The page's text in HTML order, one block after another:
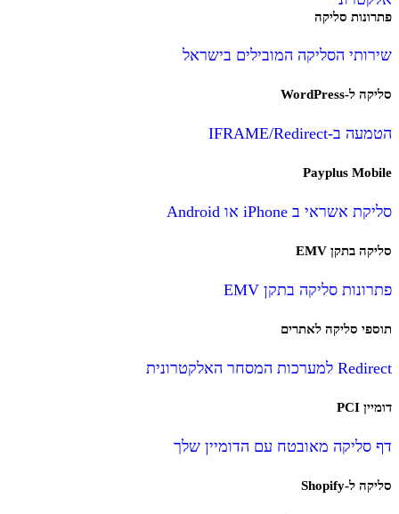
פתרונות סליקה
שירותי הסליקה המובילים בישראל
סליקה ל-WordPress
הטמעה ב-IFRAME/Redirect
Payplus Mobile
סליקת אשראי ב iPhone או Android
סליקה בתקן EMV
פתרונות סליקה בתקן EMV
תוספי סליקה לאתרים
Redirect למערכות המסחר האלקטרונית
דומיין PCI
דף סליקה מאובטח עם הדומיין שלך
סליקה ל-Shopify